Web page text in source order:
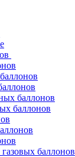
баллонов
баллонов
баллонов